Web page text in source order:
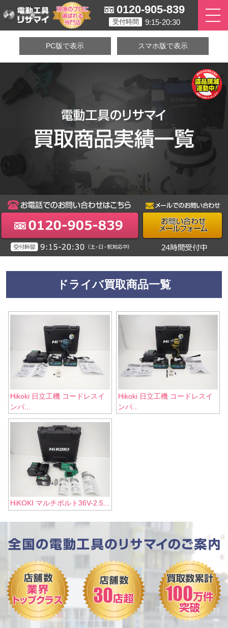
0120-905-839
受付時間 9:15-20:30
PC版で表示 スマホ版で表示
ドライバ買取商品一覧
Hikoki 日立工機 コードレスイ
ンパ...
Hikoki 日立工機 コードレスイ
ンパ...
HiKOKI マルチボルト36V-2.5...